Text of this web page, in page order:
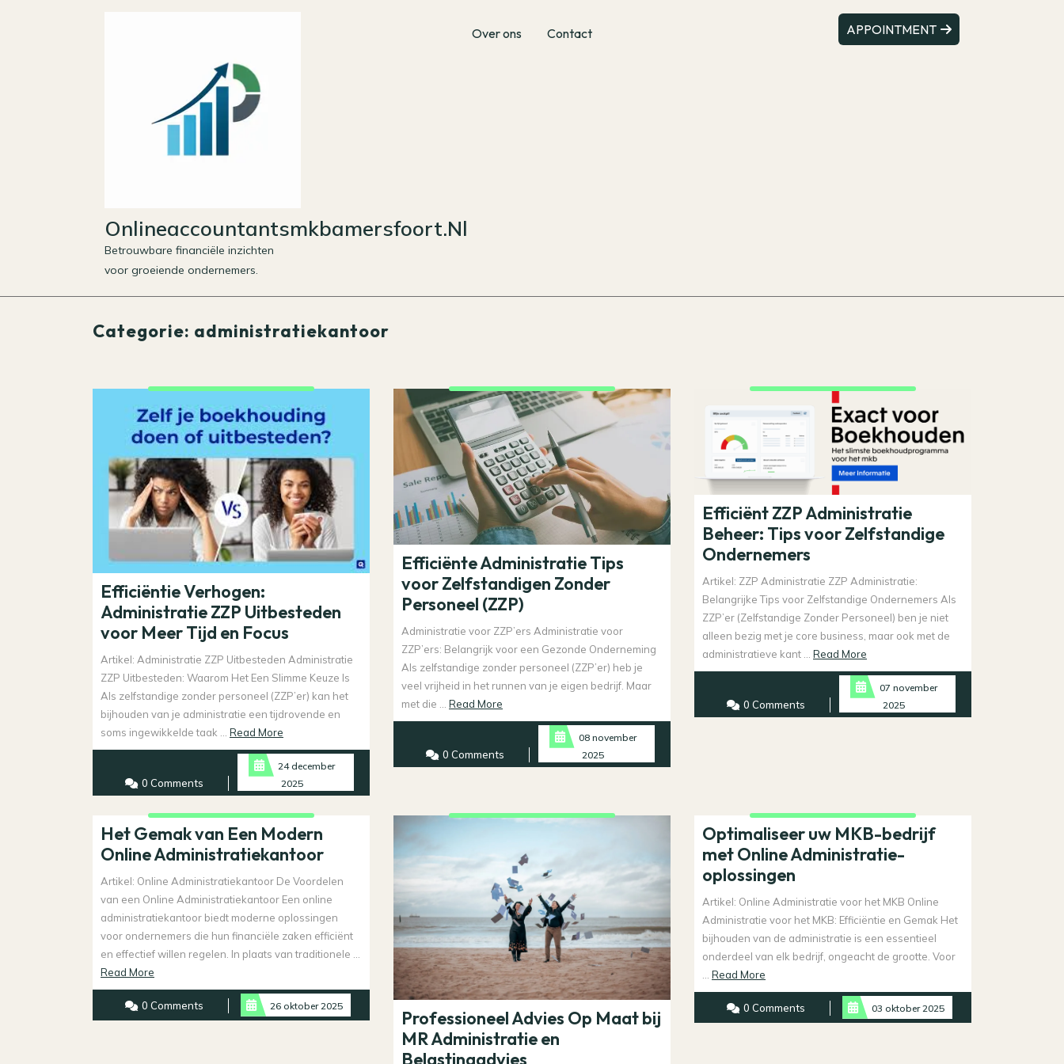
Onlineaccountantsmkbamersfoort.nl
Betrouwbare financiële inzichten
voor groeiende ondernemers.
Over ons Contact APPOINTMENT
Categorie: administratiekantoor
Efficiëntie Verhogen:
Administratie ZZP Uitbesteden
voor Meer Tijd en Focus
Artikel: Administratie ZZP Uitbesteden Administratie
ZZP Uitbesteden: Waarom Het Een Slimme Keuze Is
Als zelfstandige zonder personeel (ZZP’er) kan het
bijhouden van je administratie een tijdrovende en
soms ingewikkelde taak ... Read More
More
0 Comments
24 december
2025
Efficiënte Administratie Tips
voor Zelfstandigen Zonder
Personeel (ZZP)
Administratie voor ZZP’ers Administratie voor
ZZP’ers: Belangrijk voor een Gezonde Onderneming
Als zelfstandige zonder personeel (ZZP’er) heb je
veel vrijheid in het runnen van je eigen bedrijf. Maar
met die ... Read More
More
0 Comments
08 november
2025
Efficiënt ZZP Administratie
Beheer: Tips voor Zelfstandige
Ondernemers
Artikel: ZZP Administratie ZZP Administratie:
Belangrijke Tips voor Zelfstandige Ondernemers Als
ZZP’er (Zelfstandige Zonder Personeel) ben je niet
alleen bezig met je core business, maar ook met de
administratieve kant ... Read More
More
0 Comments
07 november
2025
Het Gemak van Een Modern
Online Administratiekantoor
Artikel: Online Administratiekantoor De Voordelen
van een Online Administratiekantoor Een online
administratiekantoor biedt moderne oplossingen
voor ondernemers die hun financiële zaken efficiënt
en effectief willen regelen. In plaats van traditionele ...
Read More
More
0 Comments
26 oktober 2025
Professioneel Advies Op Maat bij
MR Administratie en
Belastingadvies
Optimaliseer uw MKB-bedrijf
met Online Administratie-
oplossingen
Artikel: Online Administratie voor het MKB Online
Administratie voor het MKB: Efficiëntie en Gemak Het
bijhouden van de administratie is een essentieel
onderdeel van elk bedrijf, ongeacht de grootte. Voor
Read More
More
0 Comments
03 oktober 2025